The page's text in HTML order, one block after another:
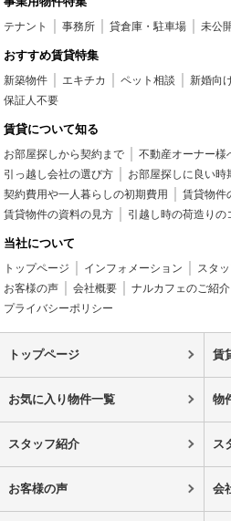
テナント 事務所 貸倉庫・駐車場 未公
おすすめ賃貸特集
新築物件 エキチカ ペット相談 新婚向
保証人不要
賃貸について知る
お部屋探しから契約まで 不動産オーナー様
引っ越し会社の選び方
お部屋探しに良い時
契約費用や一人暮らしの初期費用
賃貸物件
賃貸物件の資料の見方
引越し時の荷造りの
当社について
トップページ インフォメーション スタ
お客様の声
会社概要 ナルカフェのご紹介
プライバシーポリシー
トップページ 賃
お気に入り物件一覧 物
スタッフ紹介 ス
お客様の声 会